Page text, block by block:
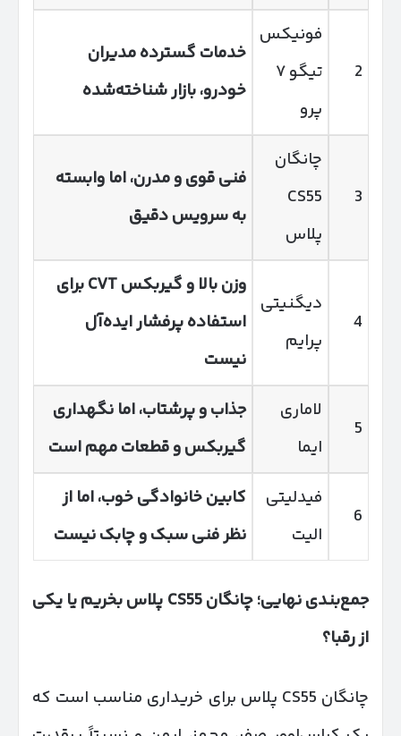
2
فونیکس
تیگو ۷
پرو
خدمات گسترده مدیران
خودرو، بازار شناخته‌شده
3
چانگان
CS55
پلاس
فنی قوی و مدرن، اما وابسته
به سرویس دقیق
4
دیگنیتی
پرایم
وزن بالا و گیربکسCVT
برای
استفاده پرفشار ایده‌آل
نیست
5
لاماری
ایما
جذاب و پرشتاب، اما نگهداری
گیربکس و قطعات مهم است
6
فیدلیتی
الیت
کابین خانوادگی خوب، اما از
نظر فنی سبک و چابک نیست
جمع‌بندی نهایی؛ چانگانCS55
پلاس بخریم یا یکی
از رقبا؟
چانگان CS55 پلاس برای خریداری مناسب است که